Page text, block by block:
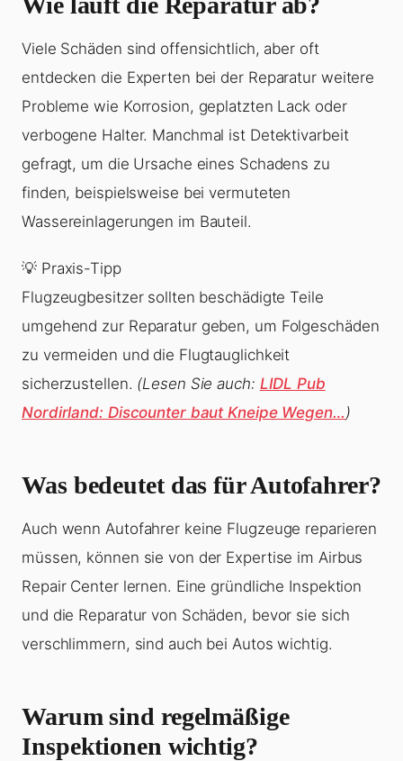
Viele Schäden sind offensichtlich, aber oft
entdecken die Experten bei der Reparatur weitere
Probleme wie Korrosion, geplatzten Lack oder
verbogene Halter. Manchmal ist Detektivarbeit
gefragt, um die Ursache eines Schadens zu
finden, beispielsweise bei vermuteten
Wassereinlagerungen im Bauteil.
💡 Praxis-Tipp
Flugzeugbesitzer sollten beschädigte Teile
umgehend zur Reparatur geben, um Folgeschäden
zu vermeiden und die Flugtauglichkeit
sicherzustellen. (Lesen Sie auch: LIDL Pub
Nordirland: Discounter baut Kneipe Wegen… )
Was bedeutet das für Autofahrer?
Auch wenn Autofahrer keine Flugzeuge reparieren
müssen, können sie von der Expertise im Airbus
Repair Center lernen. Eine gründliche Inspektion
und die Reparatur von Schäden, bevor sie sich
verschlimmern, sind auch bei Autos wichtig.
Warum sind regelmäßige
Inspektionen wichtig?